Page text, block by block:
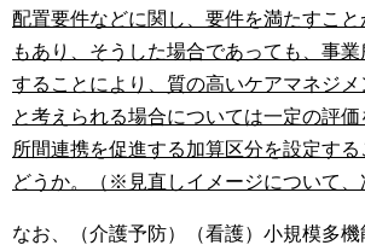
配置要件などに関し、要件を満たすこ
もあり、そうした場合であっても、事
することにより、質の高いケアマネジ
と考えられる場合については一定の評
所間連携を促進する加算区分を設定す
どうか。（※見直しイメージについて、
なお、（介護予防）（看護）小規模多